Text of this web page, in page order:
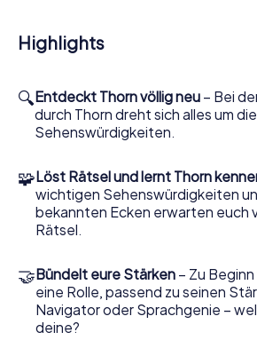
Highlights
🔍Entdeckt Thorn völlig neu – Bei
durch Thorn dreht sich alles um
Sehenswürdigkeiten.
🧩Löst Rätsel und lernt Thorn
wichtigen Sehenswürdigkeiten
bekannten Ecken erwarten euch
Rätsel.
🤝Bündelt eure Stärken – Zu
eine Rolle, passend zu seinen
Navigator oder Sprachgenie –
deine?